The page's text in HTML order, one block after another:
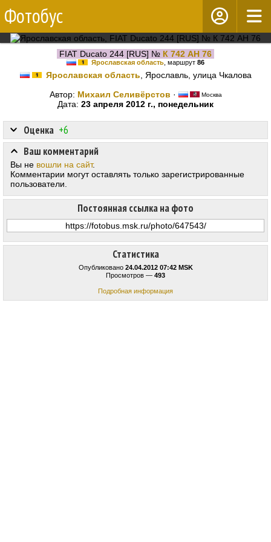
Фотобус
FIAT Ducato 244 [RUS] № К 742 АН 76
Ярославская область , маршрут 86
Ярославская область , Ярославль, улица Чкалова
Автор: Михаил Селивёрстов · Москва
Дата: 23 апреля 2012 г., понедельник
Статистика
Опубликовано 24.04.2012 07:42 MSK
Просмотров — 493
Подробная информация
Оценка +6
Постоянная ссылка на фото
Ваш комментарий
Вы не вошли на сайт.
Комментарии могут оставлять только зарегистрированные
пользователи.